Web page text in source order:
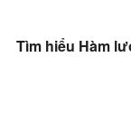
Tìm hiểu Hàm